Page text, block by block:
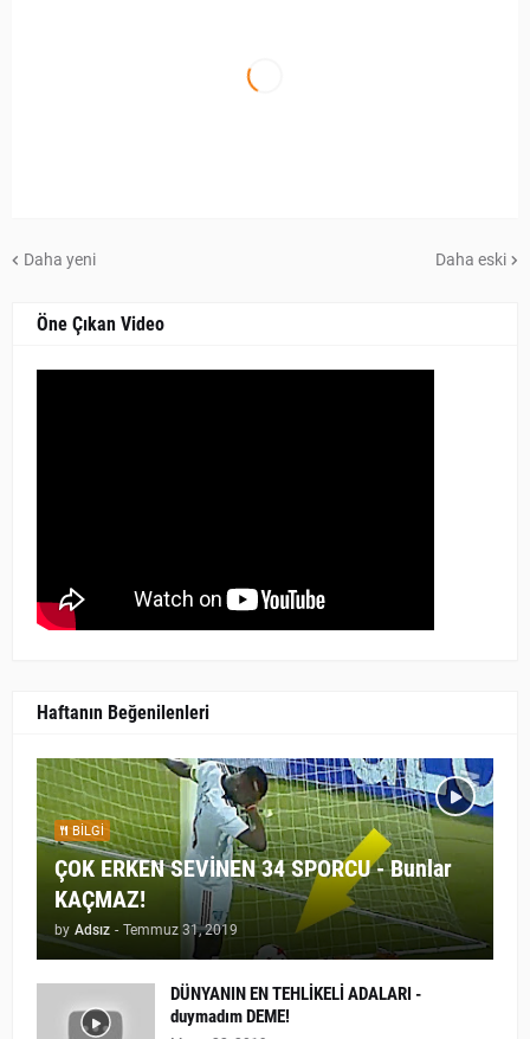
Daha yeni Daha eski
Öne Çıkan Video
Haftanın Beğenilenleri
BILGI
ÇOK ERKEN SEVİNEN 34 SPORCU - Bunlar
KAÇMAZ!
by Adsız - Temmuz 31, 2019
DÜNYANIN EN TEHLİKELİ ADALARI -
duymadım DEME!